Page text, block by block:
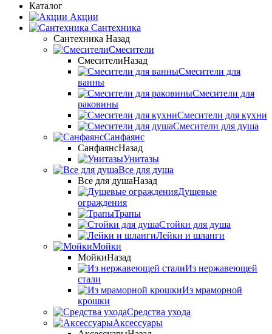
Каталог
Акции
Сантехника
Сантехника Назад
Смесители
СмесителиНазад
Смесители для
ванны
Смесители для
раковины
Смесители для кухни
Смесители для душа
Санфаянс
СанфаянсНазад
Унитазы
Все для душа
Все для душаНазад
Душевые
ограждения
Трапы
Стойки для душа
Лейки и шланги
Мойки
МойкиНазад
Из нержавеющей
стали
Из мраморной
крошки
Средства ухода
Аксессуары